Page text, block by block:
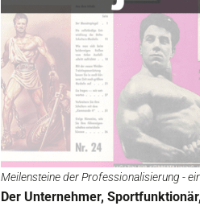
Meilensteine der Professionalisierung -
Der Unternehmer,